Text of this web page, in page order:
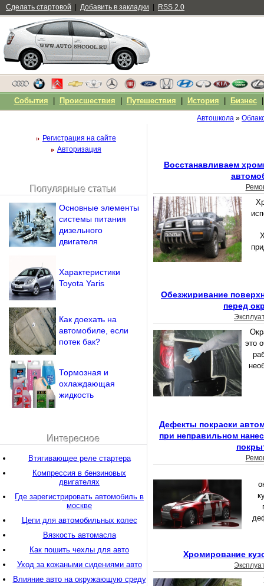
Автошкола »
Восстанавливаем
Обезжиривание
перед
это
Дефекты покраски
при неправильном
Хромирование
Регистрация на сайте
Авторизация
Напомнить пароль?
Популярные статьи
Основные элементы
системы питания
дизельного
двигателя
Характеристики
Toyota Yaris
Как доехать на
автомобиле, если
потек бак?
Тормозная и
охлаждающая
жидкость
Интересное
Втягивающее реле стартера
Компрессия в бензиновых
двигателях
Где зарегистрировать автомобиль в
москве
Цепи для автомобильных колес
Вязкость автомасла
Как пошить чехлы для авто
Уход за кожаными сидениями авто
Влияние авто на окружающую среду
Сделать стартовой Добавить в закладки RSS 2.0
События Происшествия Путешествия История Бизнес